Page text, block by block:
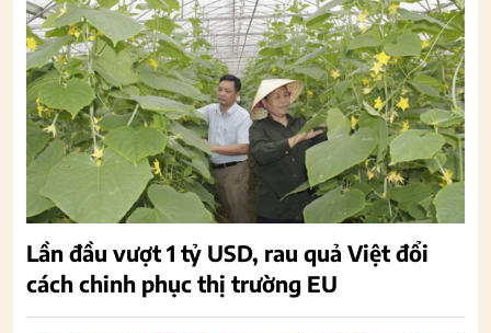
Lần đầu vượt 1 tỷ USD, rau quả Việt đổi
cách chinh phục thị trường EU